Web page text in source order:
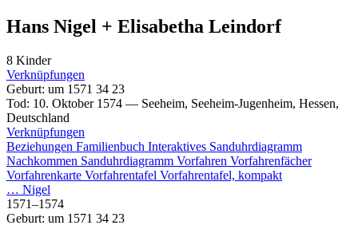
Hans Nigel + Elisabetha Leindorf
8 Kinder
Verknüpfungen
Geburt: um 1571 34 23
Tod: 10. Oktober 1574 — Seeheim, Seeheim-Jugenheim, Hessen,
Deutschland
Verknüpfungen
Beziehungen Familienbuch Interaktives Sanduhrdiagramm
Nachkommen Sanduhrdiagramm Vorfahren Vorfahrenfächer
Vorfahrenkarte Vorfahrentafel Vorfahrentafel, kompakt
… Nigel
1571–1574
Geburt: um 1571 34 23